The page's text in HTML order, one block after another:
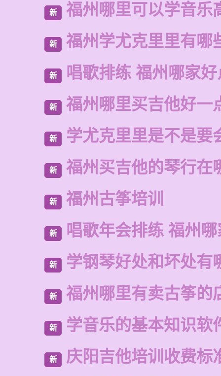
新 福州哪里可以学音乐
新 福州学尤克里里有哪
新 唱歌排练 福州哪家
新 福州哪里买吉他好一
新 学尤克里里是不是要
新 福州买吉他的琴行在
新 福州古筝培训
新 唱歌年会排练 福州
新 学钢琴好处和坏处有
新 福州哪里有卖古筝的
新 学音乐的基本知识软
新 庆阳吉他培训收费标